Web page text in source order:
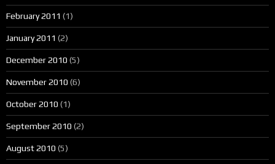
February 2011 (1)
January 2011 (2)
December 2010 (5)
November 2010 (6)
October 2010 (1)
September 2010 (2)
August 2010 (5)